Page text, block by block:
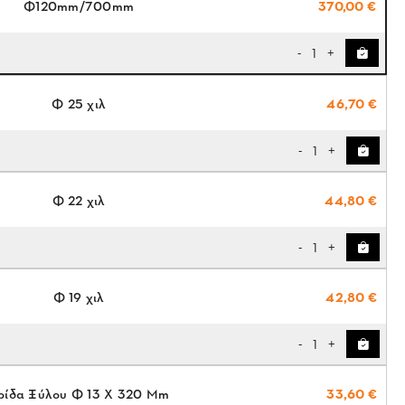
Φ120mm/700mm 370,00 €
- 1 +
Φ 25 χιλ 46,70 €
- 1 +
Φ 22 χιλ 44,80 €
- 1 +
Φ 19 χιλ 42,80 €
- 1 +
Ξύλου Φ 13 X 320 Mm 33,60 €